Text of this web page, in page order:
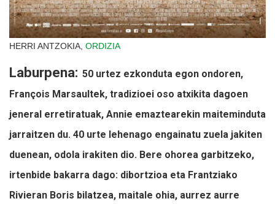
HERRI ANTZOKIA, ORDIZIA
Laburpena: 50 urtez ezkonduta egon ondoren,
François Marsaultek, tradizioei oso atxikita dagoen
jeneral erretiratuak, Annie emaztearekin maiteminduta
jarraitzen du. 40 urte lehenago engainatu zuela jakiten
duenean, odola irakiten dio. Bere ohorea garbitzeko,
irtenbide bakarra dago: dibortzioa eta Frantziako
Rivieran Boris bilatzea, maitale ohia, aurrez aurre